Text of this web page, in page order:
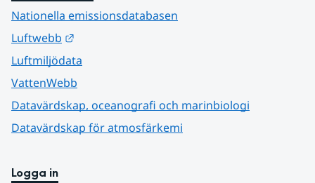
Nationella emissionsdatabasen
Luftwebb
Luftmiljödata
VattenWebb
Datavärdskap, oceanografi och marinbiologi
Datavärdskap för atmosfärkemi
Logga in